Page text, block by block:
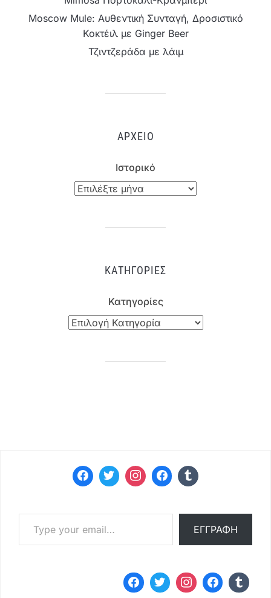
Moscow Mule: Αυθεντική Συνταγή, Δροσιστικό
Κοκτέιλ με Ginger Beer
Τζιντζεράδα με λάιμ
ΑΡΧΕΊΟ
Ιστορικό
ΚΑΤΗΓΟΡΊΕΣ
Κατηγορίες
Type your email…
ΕΓΓΡΑΦΉ